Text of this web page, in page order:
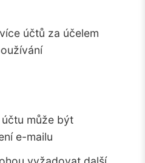
účtů za účelem
může být
e-mailu